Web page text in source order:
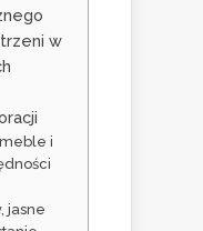
w
i
jasne